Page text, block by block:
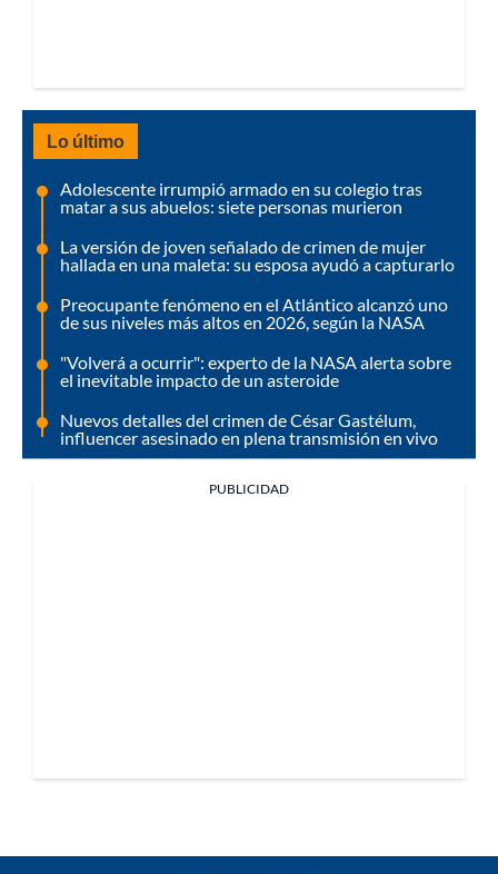
Lo último
Adolescente irrumpió armado en su colegio tras
matar a sus abuelos: siete personas murieron
La versión de joven señalado de crimen de mujer
hallada en una maleta: su esposa ayudó a capturarlo
Preocupante fenómeno en el Atlántico alcanzó uno
de sus niveles más altos en 2026, según la NASA
"Volverá a ocurrir": experto de la NASA alerta sobre
el inevitable impacto de un asteroide
Nuevos detalles del crimen de César Gastélum,
influencer asesinado en plena transmisión en vivo
PUBLICIDAD